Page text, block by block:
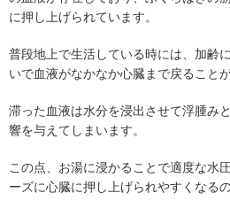
に押し上げられています。
普段地上で生活している時には、加齢
いで血液がなかなか心臓まで戻ること
滞った血液は水分を浸出させて浮腫み
響を与えてしまいます。
この点、お湯に浸かることで適度な水
ーズに心臓に押し上げられやすくなるの